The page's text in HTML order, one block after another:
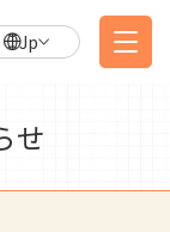
Jp
せ